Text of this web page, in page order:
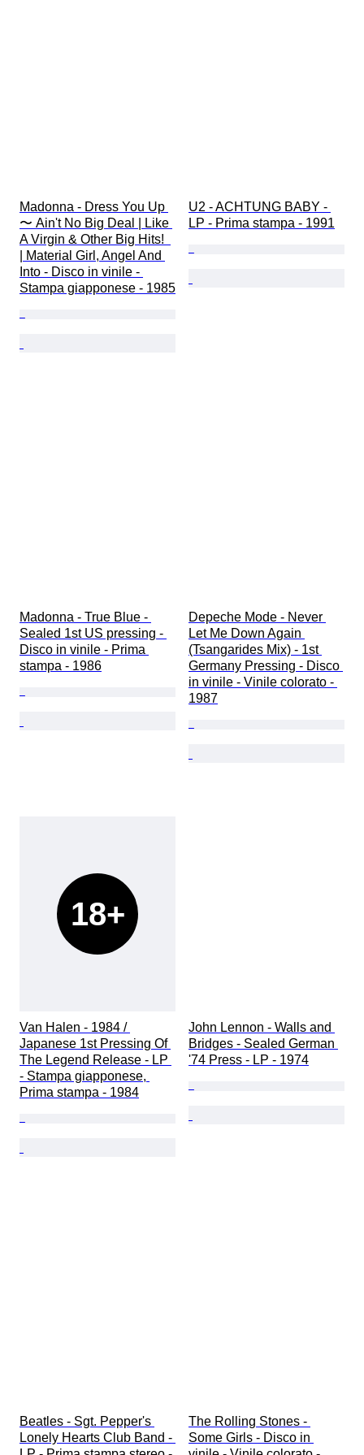
Madonna - Dress You Up
〜 Ain't No Big Deal | Like
A Virgin & Other Big Hits!
| Material Girl, Angel And
Into - Disco in vinile -
Stampa giapponese - 1985
U2 - ACHTUNG BABY -
LP - Prima stampa - 1991
Madonna - True Blue -
Sealed 1st US pressing -
Disco in vinile - Prima
stampa - 1986
Depeche Mode - Never
Let Me Down Again
(Tsangarides Mix) - 1st
Germany Pressing - Disco
in vinile - Vinile colorato -
1987
18+
Van Halen - 1984 /
Japanese 1st Pressing Of
The Legend Release - LP
- Stampa giapponese,
Prima stampa - 1984
John Lennon - Walls and
Bridges - Sealed German
'74 Press - LP - 1974
Beatles - Sgt. Pepper's
Lonely Hearts Club Band -
The Rolling Stones -
Some Girls - Disco in